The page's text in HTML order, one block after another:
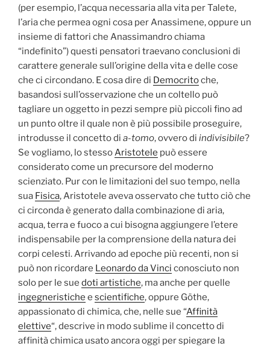
(per esempio, l’acqua necessaria alla vita per Talete,
l’aria che permea ogni cosa per Anassimene, oppure un
insieme di fattori che Anassimandro chiama
“indefinito”) questi pensatori traevano conclusioni di
carattere generale sull’origine della vita e delle cose
che ci circondano. E cosa dire di Democritoche,
basandosi sull’osservazione che un coltello può
tagliare un oggetto in pezzi sempre più piccoli fino ad
un punto oltre il quale non è più possibile proseguire,
introdusse il concetto di a-tomo, ovvero di indivisibile?
Se vogliamo, lo stessoAristotele può essere
considerato come un precursore del moderno
scienziato. Pur con le limitazioni del suo tempo, nella
sua Fisica, Aristotele aveva osservato che tutto ciò che
ci circonda è generato dalla combinazione di aria,
acqua, terra e fuoco a cui bisogna aggiungere l’etere
indispensabile per la comprensione della natura dei
corpi celesti. Arrivando ad epoche più recenti, non si
può non ricordare Leonardo da Vinci conosciuto non
solo per le sue doti artistiche, ma anche per quelle
ingegneristiche e scientifiche, oppure Göthe,
appassionato di chimica, che, nelle sue “Affinità
elettive“, descrive in modo sublime il concetto di
affinità chimica usato ancora oggi per spiegare la